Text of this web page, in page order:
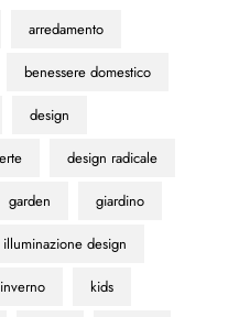
arredamento
benessere domestico
design
design radicale
garden giardino
illuminazione design
inverno kids